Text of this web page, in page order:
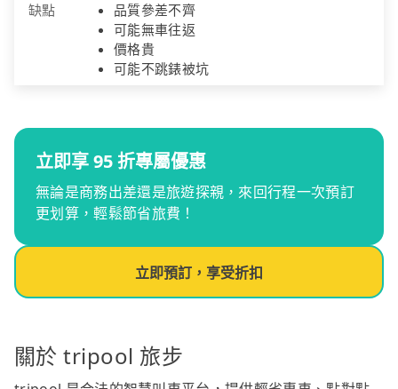
缺點
品質參差不齊
可能無車往返
價格貴
可能不跳錶被坑
立即享 95 折專屬優惠
無論是商務出差還是旅遊探親，來回行程一次預訂
更划算，輕鬆節省旅費！
立即預訂，享受折扣
關於 tripool 旅步